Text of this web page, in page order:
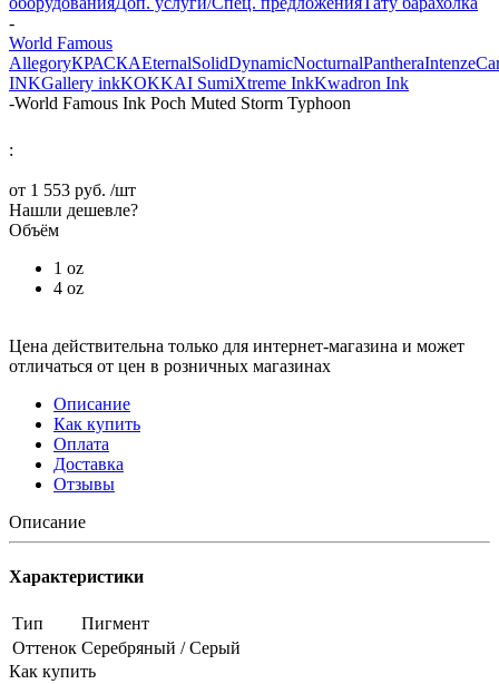
-
World Famous
AllegoryКРАСКАEternalSolidDynamicNocturnalPantheraIntenze
INKGallery inkKOKKAI SumiXtreme InkKwadron Ink
-World Famous Ink Poch Muted Storm Typhoon
:
от 1 553 руб. /шт
Нашли дешевле?
Объём
1 oz
4 oz
Цена действительна только для интернет-магазина и может
отличаться от цен в розничных магазинах
Описание
Как купить
Оплата
Доставка
Отзывы
Описание
Характеристики
Тип
Пигмент
Оттенок Серебряный / Серый
Как купить